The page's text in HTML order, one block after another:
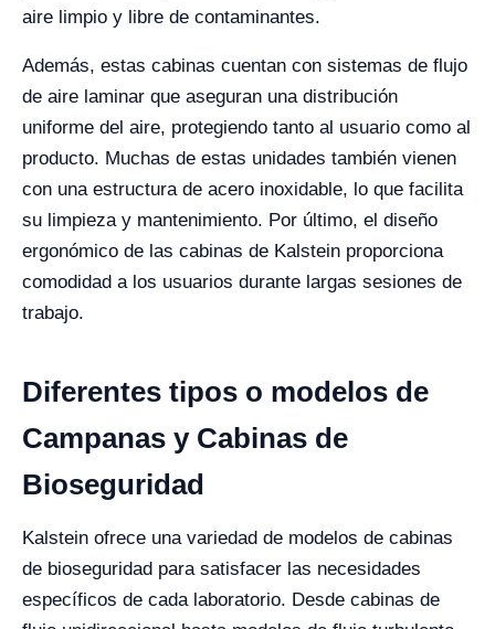
aire limpio y libre de contaminantes.
Además, estas cabinas cuentan con sistemas de flujo
de aire laminar que aseguran una distribución
uniforme del aire, protegiendo tanto al usuario como al
producto. Muchas de estas unidades también vienen
con una estructura de acero inoxidable, lo que facilita
su limpieza y mantenimiento. Por último, el diseño
ergonómico de las cabinas de Kalstein proporciona
comodidad a los usuarios durante largas sesiones de
trabajo.
Diferentes tipos o modelos de
Campanas y Cabinas de
Bioseguridad
Kalstein ofrece una variedad de modelos de cabinas
de bioseguridad para satisfacer las necesidades
específicos de cada laboratorio. Desde cabinas de